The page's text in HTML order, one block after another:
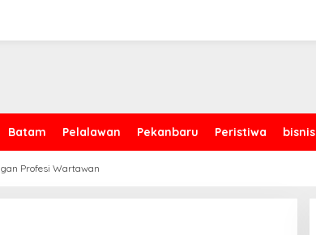
Batam Pelalawan Pekanbaru Peristiwa bisnis
Profesi Wartawan